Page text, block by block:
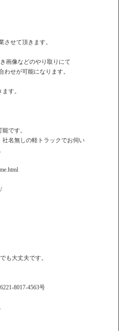
させて頂きます。
画像などのやり取りにて
わせが可能になります。
す。
です。
社名無しの軽トラックでお伺い
も大丈夫です。
8017-4563号